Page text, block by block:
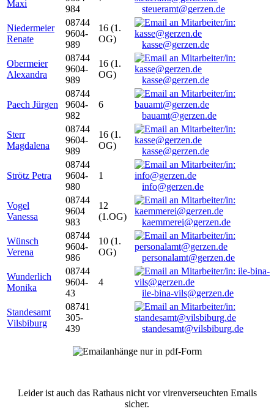
Maxi
984
steueramt@gerzen.de
Niedermeier
Renate
08744
9604-
989
16 (1.
OG)
kasse@gerzen.de
Obermeier
Alexandra
08744
9604-
989
16 (1.
OG)
kasse@gerzen.de
Paech Jürgen
08744
9604-
982
6
bauamt@gerzen.de
Sterr
Magdalena
08744
9604-
989
16 (1.
OG)
kasse@gerzen.de
Strötz Petra
08744
9604-
980
1
info@gerzen.de
Vogel
Vanessa
08744
9604
983
12
(1.OG)
kaemmerei@gerzen.de
Wünsch
Verena
08744
9604-
986
10 (1.
OG)
personalamt@gerzen.de
Wunderlich
Monika
08744
9604-
43
4
ile-bina-vils@gerzen.de
Standesamt
Vilsbiburg
08741
305-
439
standesamt@vilsbiburg.de
Leider ist auch das Rathaus nicht vor virenverseuchten Emails
sicher.